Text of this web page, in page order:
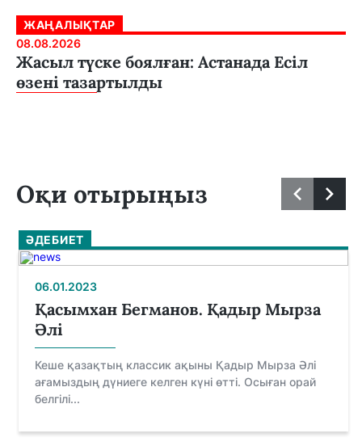
ЖАҢАЛЫҚТАР
08.08.2026
Жасыл түске боялған: Астанада Есіл
өзені тазартылды
Оқи отырыңыз
ӘДЕБИЕТ
06.01.2023
Қасымхан Бегманов. Қадыр Мырза
Әлі
Кеше қазақтың классик ақыны Қадыр Мырза Әлі
ағамыздың дүниеге келген күні өтті. Осыған орай
белгілі...